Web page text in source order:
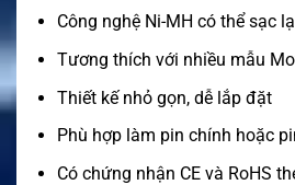
Công nghệ Ni-MH có thể sạc
Tương thích với nhiều mẫu
Thiết kế nhỏ gọn, dễ lắp đặt
Phù hợp làm pin chính hoặc
Có chứng nhận CE và RoHS